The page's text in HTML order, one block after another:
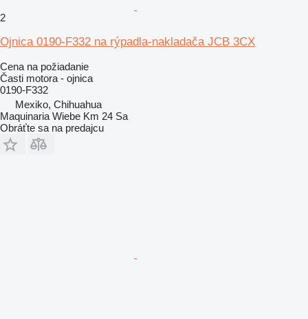
2
Ojnica 0190-F332 na rýpadla-nakladača JCB 3CX
Cena na požiadanie
Časti motora - ojnica
0190-F332
Mexiko, Chihuahua
Maquinaria Wiebe Km 24 Sa
Obráťte sa na predajcu